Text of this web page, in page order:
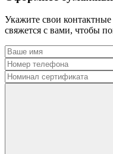
Укажите свои
свяжется с вами, чтобы